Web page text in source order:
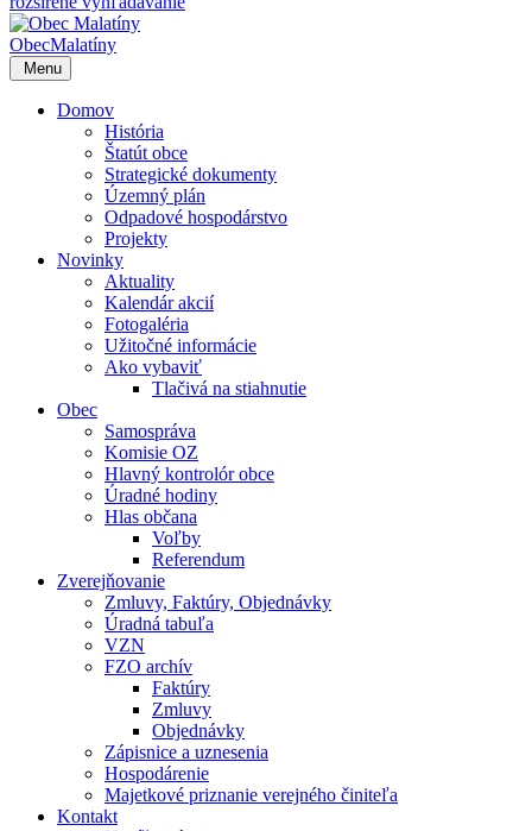
ObecMalatíny
Menu
Domov
História
Štatút obce
Strategické dokumenty
Územný plán
Odpadové hospodárstvo
Projekty
Novinky
Aktuality
Kalendár akcií
Fotogaléria
Užitočné informácie
Ako vybaviť
Tlačivá na stiahnutie
Obec
Samospráva
Komisie OZ
Hlavný kontrolór obce
Úradné hodiny
Hlas občana
Voľby
Referendum
Zverejňovanie
Zmluvy, Faktúry, Objednávky
Úradná tabuľa
VZN
FZO archív
Faktúry
Zmluvy
Objednávky
Zápisnice a uznesenia
Hospodárenie
Majetkové priznanie verejného činiteľa
Kontakt